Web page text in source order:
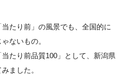
たり前」の風景でも、全国的に
ないもの。
たり前品質100」として、新潟県
ました。